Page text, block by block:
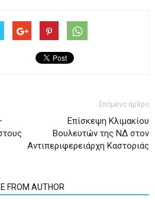
Επόμενο άρθρο
Επίσκεψη Κλιμακίου
Βουλευτών της ΝΔ στον
Αντιπεριφερειάρχη Καστοριάς
FROM AUTHOR